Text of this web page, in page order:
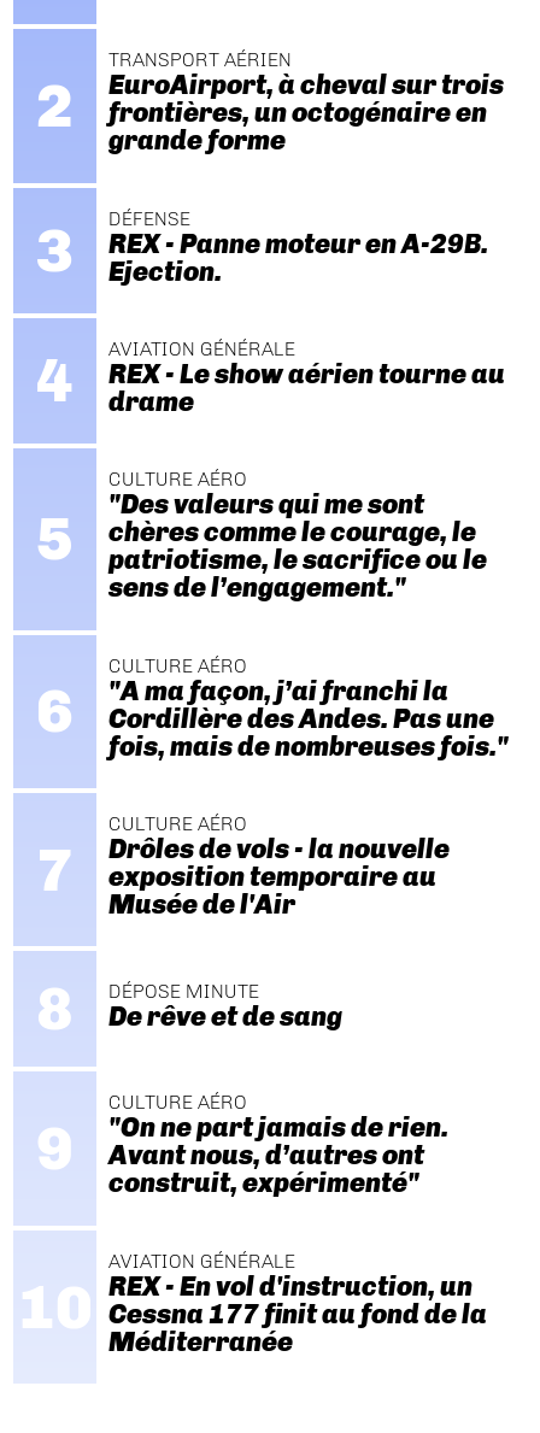
TRANSPORT AÉRIEN
EuroAirport, à cheval sur trois
frontières, un octogénaire en
grande forme
DÉFENSE
REX - Panne moteur en A-29B.
Ejection.
AVIATION GÉNÉRALE
REX - Le show aérien tourne au
drame
CULTURE AÉRO
"Des valeurs qui me sont
chères comme le courage, le
patriotisme, le sacrifice ou le
sens de l’engagement."
CULTURE AÉRO
"A ma façon, j’ai franchi la
Cordillère des Andes. Pas une
fois, mais de nombreuses fois."
CULTURE AÉRO
Drôles de vols - la nouvelle
exposition temporaire au
Musée de l'Air
DÉPOSE MINUTE
De rêve et de sang
CULTURE AÉRO
"On ne part jamais de rien.
Avant nous, d’autres ont
construit, expérimenté"
AVIATION GÉNÉRALE
REX - En vol d'instruction, un
Cessna 177 finit au fond de la
Méditerranée